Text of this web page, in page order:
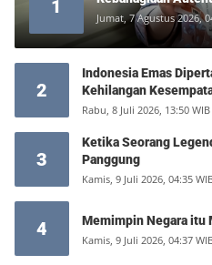
1 Jumat, 7 Agustus 2026,
2
Indonesia Emas
Kehilangan
Rabu, 8 Juli 2026, 13:50 WIB
3
Ketika Seorang
Panggung
Kamis, 9 Juli 2026, 04:35
4 Memimpin Negara itu
Kamis, 9 Juli 2026, 04:37